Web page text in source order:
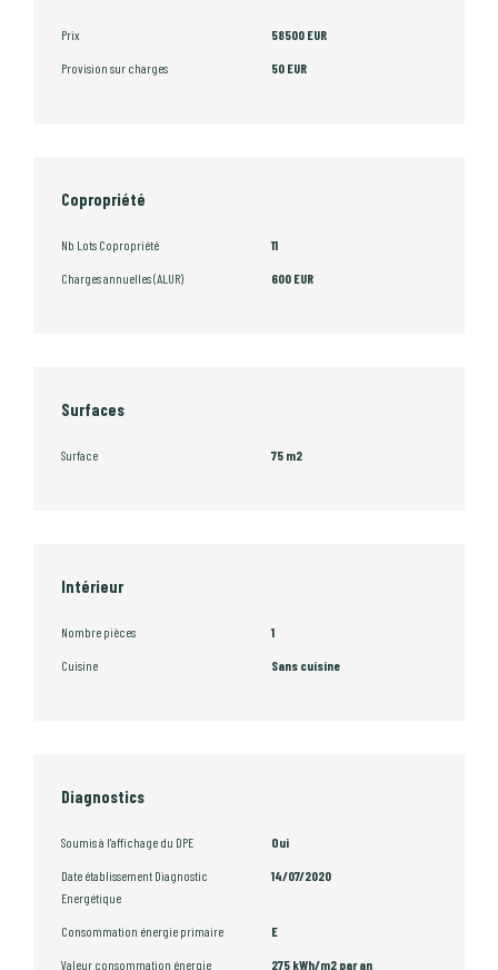
Prix 58500 EUR
Provision sur charges 50 EUR
Copropriété
Nb Lots Copropriété 11
Charges annuelles (ALUR) 600 EUR
Surfaces
Surface 75 m2
Intérieur
Nombre pièces 1
Cuisine Sans cuisine
Diagnostics
Soumis à l'affichage du DPE Oui
Date établissement Diagnostic
Energétique
14/07/2020
Consommation énergie primaire E
Valeur consommation énergie
275 kWh/m2 par an